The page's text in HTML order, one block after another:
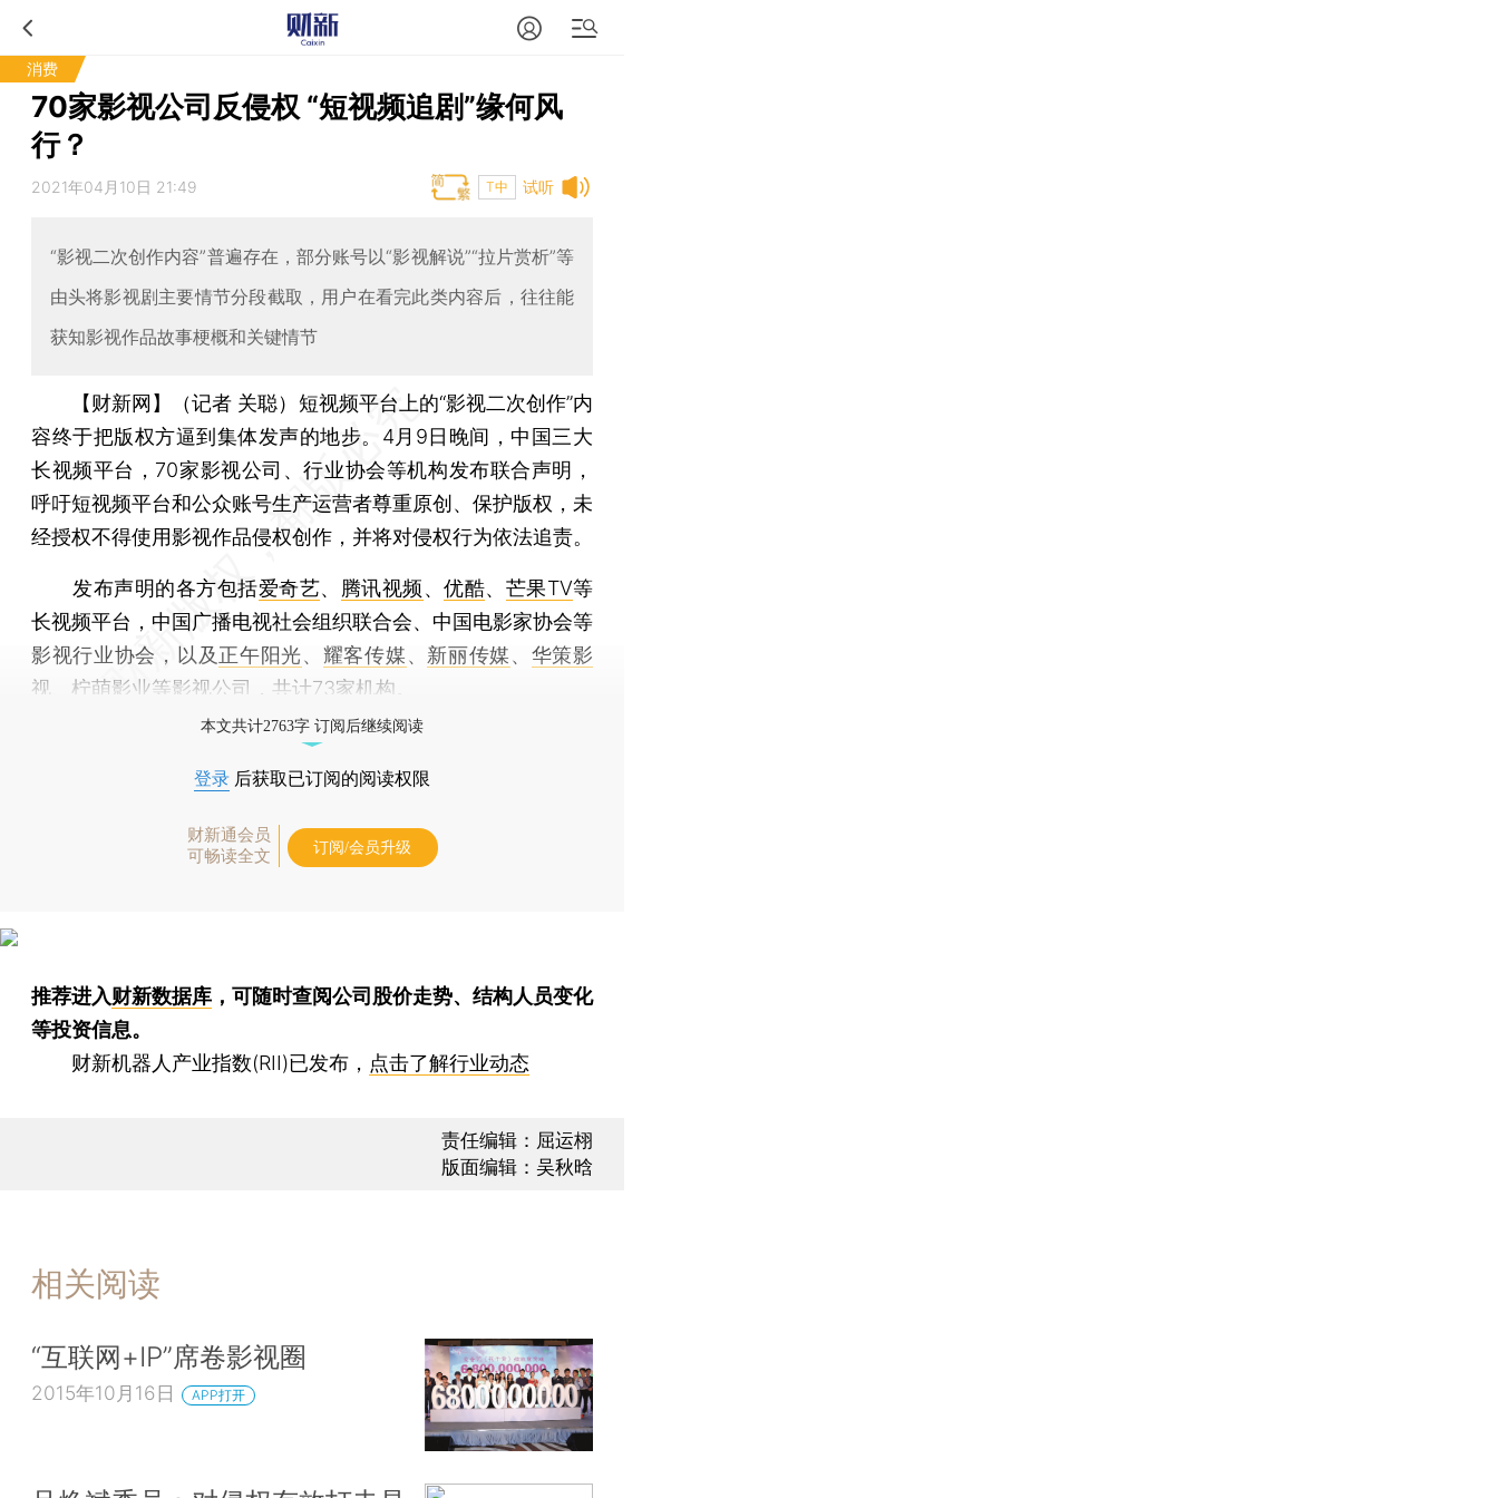
消费
70家影视公司反侵权 “短视频追剧”缘何风
行？
试听
2021年04月10日 21:49 T中
“影视二次创作内容”普遍存在，部分账号以“影视解说”“拉片赏析”等
由头将影视剧主要情节分段截取，用户在看完此类内容后，往往能
获知影视作品故事梗概和关键情节
【财新网】（记者 关聪） 短视频平台上的“影视二次创作”内
容终于把版权方逼到集体发声的地步。4月9日晚间，中国三大
长视频平台，70家影视公司、行业协会等机构发布联合声明，
呼吁短视频平台和公众账号生产运营者尊重原创、保护版权，未
经授权不得使用影视作品侵权创作，并将对侵权行为依法追责。
发布声明的各方包括爱奇艺、 腾讯视频、 优酷、 芒果TV等
长视频平台，中国广播电视社会组织联合会、中国电影家协会等
影视行业协会，以及正午阳光、 耀客传媒、 新丽传媒、 华策影
视
柠萌影业等影视公司，共计73家机构。
本文共计2763字 订阅后继续阅读
登录 后获取已订阅的阅读权限
财新通会员
可畅读全文
订阅/会员升级
推荐进入财新数据库 ，可随时查阅公司股价走势、结构人员变化
等投资信息。
财新机器人产业指数(RII)已发布， 点击了解行业动态
责任编辑：屈运栩
版面编辑：吴秋晗
相关阅读
“互联网+IP”席卷影视圈
2015年10月16日 APP打开